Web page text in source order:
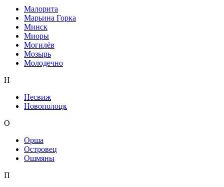
Малорита
Марьина Горка
Минск
Миоры
Могилёв
Мозырь
Молодечно
Н
Несвиж
Новополоцк
О
Орша
Островец
Ошмяны
П